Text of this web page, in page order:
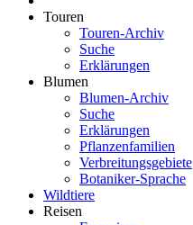
Touren
Touren-Archiv
Suche
Erklärungen
Blumen
Blumen-Archiv
Suche
Erklärungen
Pflanzenfamilien
Verbreitungsgebiete
Botaniker-Sprache
Wildtiere
Reisen